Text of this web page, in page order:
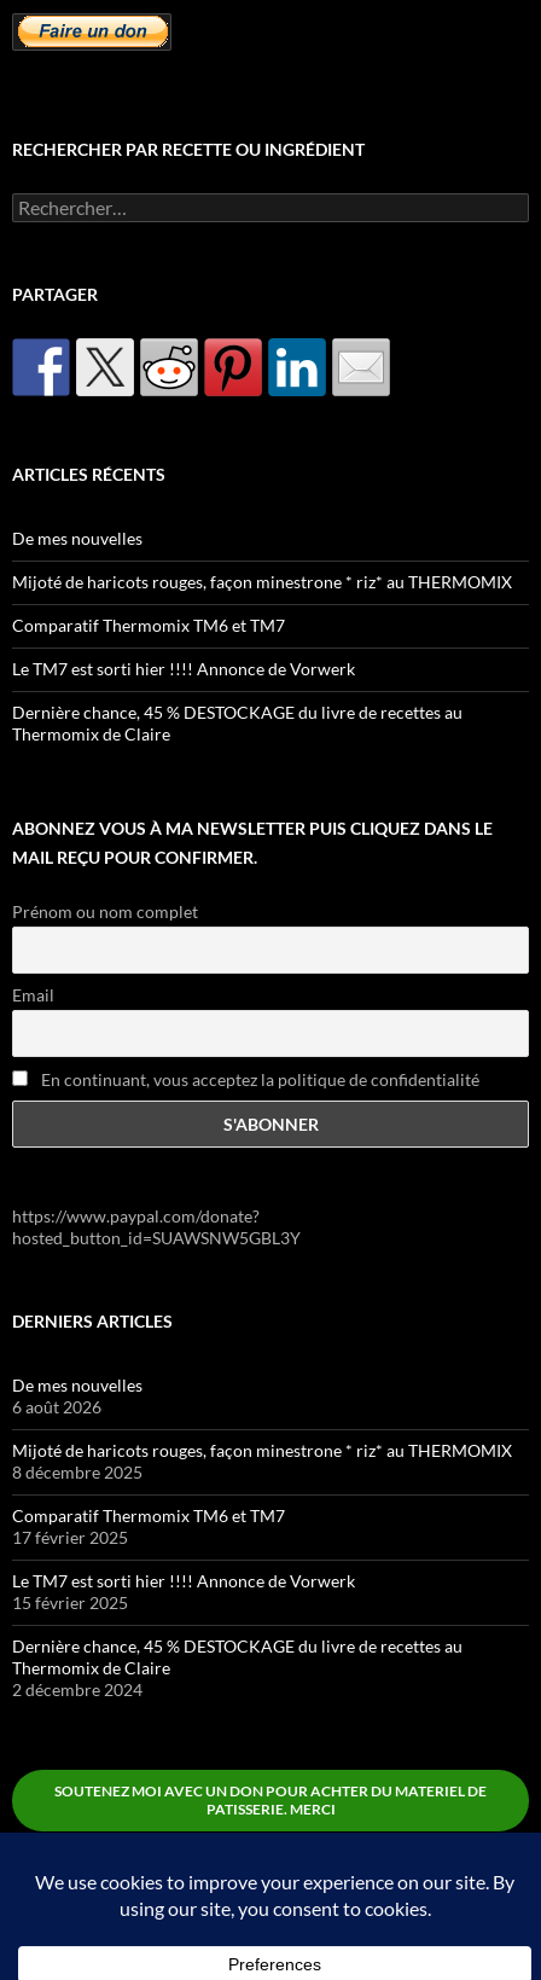
RECHERCHER PAR RECETTE OU INGRÉDIENT
Rechercher :
PARTAGER
ARTICLES RÉCENTS
De mes nouvelles
Mijoté de haricots rouges, façon minestrone * riz* au THERMOMIX
Comparatif Thermomix TM6 et TM7
Le TM7 est sorti hier !!!! Annonce de Vorwerk
Dernière chance, 45 % DESTOCKAGE du livre de recettes au
Thermomix de Claire
ABONNEZ VOUS À MA NEWSLETTER PUIS CLIQUEZ DANS LE
MAIL REÇU POUR CONFIRMER.
Prénom ou nom complet
Email
En continuant, vous acceptez la politique de confidentialité
https://www.paypal.com/donate?
hosted_button_id=SUAWSNW5GBL3Y
DERNIERS ARTICLES
De mes nouvelles
6 août 2026
Mijoté de haricots rouges, façon minestrone * riz* au THERMOMIX
8 décembre 2025
Comparatif Thermomix TM6 et TM7
17 février 2025
Le TM7 est sorti hier !!!! Annonce de Vorwerk
15 février 2025
Dernière chance, 45 % DESTOCKAGE du livre de recettes au
Thermomix de Claire
2 décembre 2024
SOUTENEZ MOI AVEC UN DON POUR ACHTER DU MATERIEL DE
PATISSERIE. MERCI
Fièrement propulsé par WordPress